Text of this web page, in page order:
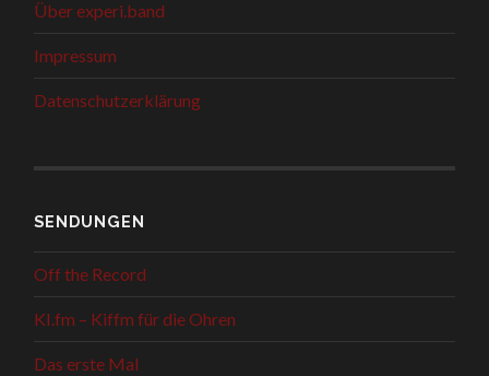
Über experi.band
Impressum
Datenschutzerklärung
SENDUNGEN
Off the Record
KI.fm – Kiffm für die Ohren
Das erste Mal